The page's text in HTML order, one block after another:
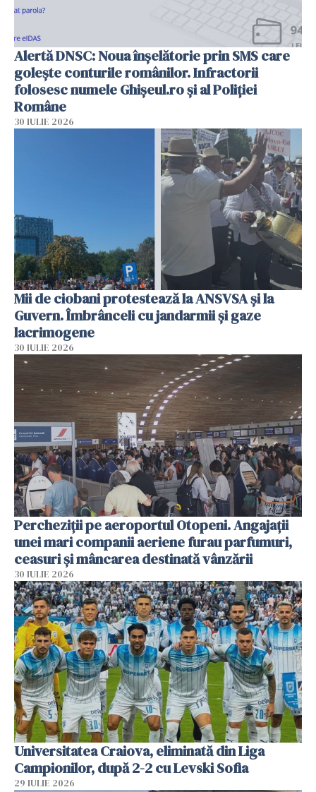
Alertă DNSC: Noua înșelătorie prin SMS care
golește conturile românilor. Infractorii
folosesc numele Ghișeul.ro și al Poliției
Române
30 IULIE 2026
Mii de ciobani protestează la ANSVSA și la
Guvern. Îmbrânceli cu jandarmii și gaze
lacrimogene
30 IULIE 2026
Percheziții pe aeroportul Otopeni. Angajații
unei mari companii aeriene furau parfumuri,
ceasuri și mâncarea destinată vânzării
30 IULIE 2026
Universitatea Craiova, eliminată din Liga
Campionilor, după 2-2 cu Levski Sofia
29 IULIE 2026